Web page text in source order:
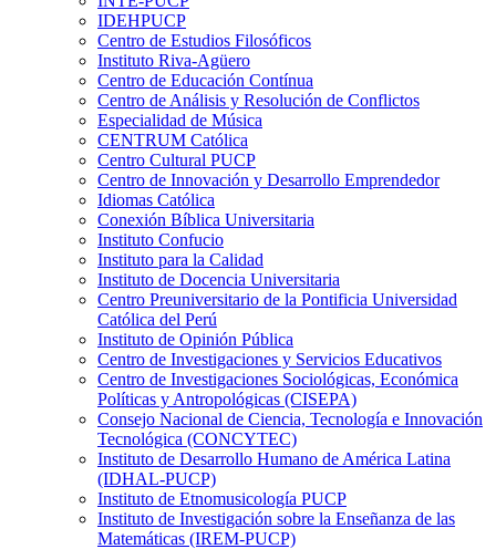
IDEHPUCP
Centro de Estudios Filosóficos
Instituto Riva-Agüero
Centro de Educación Contínua
Centro de Análisis y Resolución de Conflictos
Especialidad de Música
CENTRUM Católica
Centro Cultural PUCP
Centro de Innovación y Desarrollo Emprendedor
Idiomas Católica
Conexión Bíblica Universitaria
Instituto Confucio
Instituto para la Calidad
Instituto de Docencia Universitaria
Centro Preuniversitario de la Pontificia Universidad
Católica del Perú
Instituto de Opinión Pública
Centro de Investigaciones y Servicios Educativos
Centro de Investigaciones Sociológicas, Económica
Políticas y Antropológicas (CISEPA)
Consejo Nacional de Ciencia, Tecnología e Innovación
Tecnológica (CONCYTEC)
Instituto de Desarrollo Humano de América Latina
(IDHAL-PUCP)
Instituto de Etnomusicología PUCP
Instituto de Investigación sobre la Enseñanza de las
Matemáticas (IREM-PUCP)